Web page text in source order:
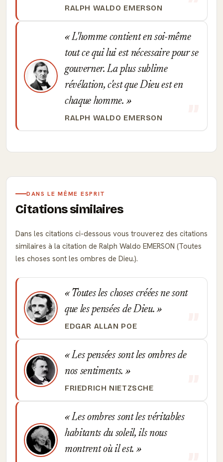
RALPH WALDO EMERSON
L'homme contient en soi-même
tout ce qui lui est nécessaire pour se
gouverner. La plus sublime
révélation, c'est que Dieu est en
chaque homme.
RALPH WALDO EMERSON
DANS LE MÊME ESPRIT
Citations similaires
Dans les citations ci-dessous vous trouverez des citations
similaires à la citation de Ralph Waldo EMERSON (Toutes
les choses sont les ombres de Dieu.).
Toutes les choses créées ne sont
que les pensées de Dieu.
EDGAR ALLAN POE
Les pensées sont les ombres de
nos sentiments.
FRIEDRICH NIETZSCHE
Les ombres sont les véritables
habitants du soleil, ils nous
montrent où il est.